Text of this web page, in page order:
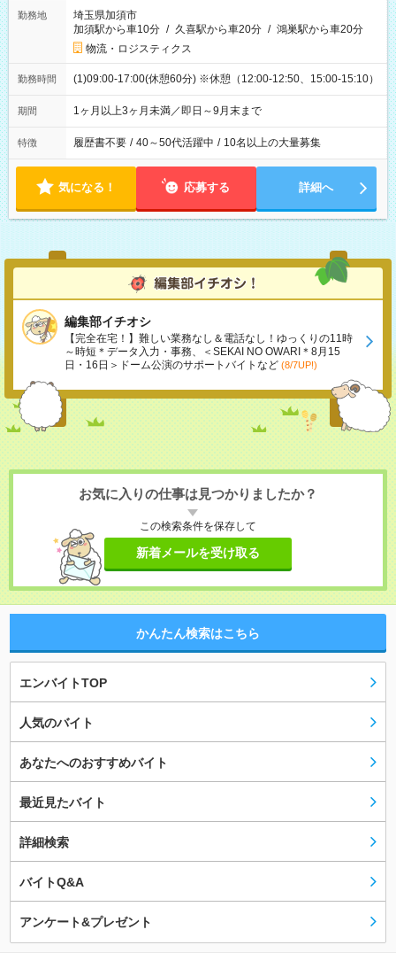
勤務地
埼玉県加須市
加須駅から車10分 / 久喜駅から車20分 / 鴻巣駅から車20分
物流・ロジスティクス
勤務時間 (1)09:00-17:00(休憩60分) ※休憩（12:00-12:50、15:00-15:10）
期間 1ヶ月以上3ヶ月未満／即日～9月末まで
特徴 履歴書不要 / 40～50代活躍中 / 10名以上の大量募集
気になる！ 応募する 詳細へ
編集部イチオシ
【完全在宅！】難しい業務なし＆電話なし！ゆっくりの11時
～時短＊データ入力・事務、＜SEKAI NO OWARI＊8月15
日・16日＞ドーム公演のサポートバイトなど (8/7UP!)
お気に入りの仕事は見つかりましたか？
この検索条件を保存して
新着メールを受け取る
かんたん検索はこちら
エンバイトTOP
人気のバイト
あなたへのおすすめバイト
最近見たバイト
詳細検索
バイトQ&A
アンケート&プレゼント